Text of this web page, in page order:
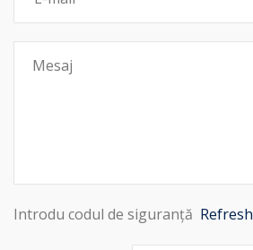
Introdu codul de siguranță Refresh